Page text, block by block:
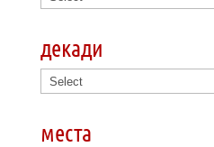
декади
места